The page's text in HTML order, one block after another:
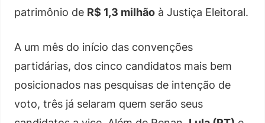
patrimônio de R$ 1,3 milhão à Justiça Eleitoral.
A um mês do início das convenções
partidárias, dos cinco candidatos mais bem
posicionados nas pesquisas de intenção de
voto, três já selaram quem serão seus